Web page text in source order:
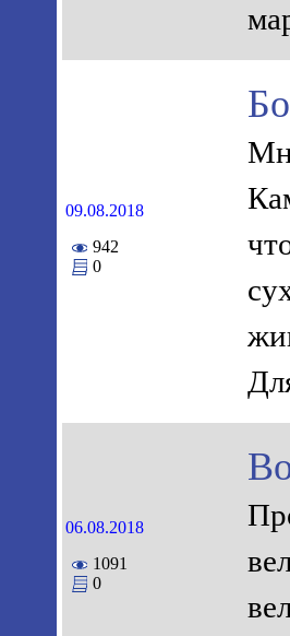
09.08.2018
942
0
06.08.2018
1091
0